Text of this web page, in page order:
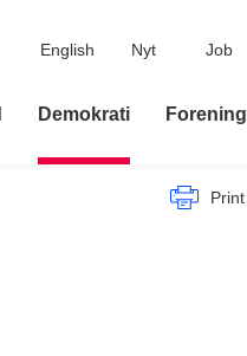
English Nyt Job
Demokrati Forening
Print